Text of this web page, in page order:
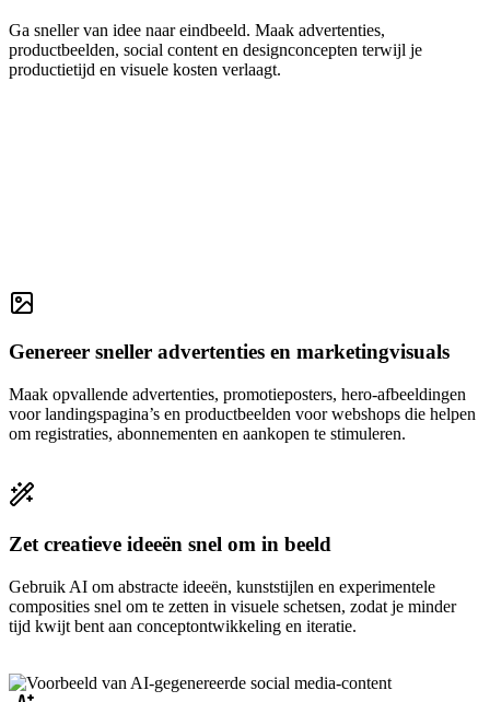
Ga sneller van idee naar eindbeeld. Maak advertenties,
productbeelden, social content en designconcepten terwijl je
productietijd en visuele kosten verlaagt.
Genereer sneller advertenties en marketingvisuals
Maak opvallende advertenties, promotieposters, hero-afbeeldingen
voor landingspagina’s en productbeelden voor webshops die helpen
om registraties, abonnementen en aankopen te stimuleren.
Zet creatieve ideeën snel om in beeld
Gebruik AI om abstracte ideeën, kunststijlen en experimentele
composities snel om te zetten in visuele schetsen, zodat je minder
tijd kwijt bent aan conceptontwikkeling en iteratie.